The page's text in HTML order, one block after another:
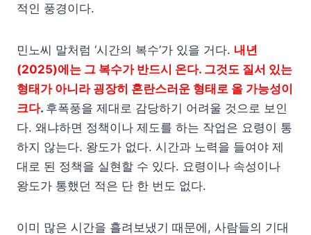
적인 풍경이다.
민노씨 말처럼 ‘시간의 복수’가 있을 거다. 내년
(2025)에는 그 복수가 반드시 온다. 그것도 질서 있는
형태가 아니라 굉장히 혼란스러운 형태로 올 가능성이
크다. 후폭풍을 제대로 감당하기 어려울 것으로 보인
다. 왜냐하면 정책이나 제도를 하는 작업은 요령이 통
하지 않는다. 왕도가 없다. 시간과 노력을 들여야 제
대로 된 정책을 실현할 수 있다. 요령이나 속성이나
왕도가 통했던 적은 단 한 번도 없다.
이미 많은 시간을 흘려보냈기 때문에, 사람들의 기대